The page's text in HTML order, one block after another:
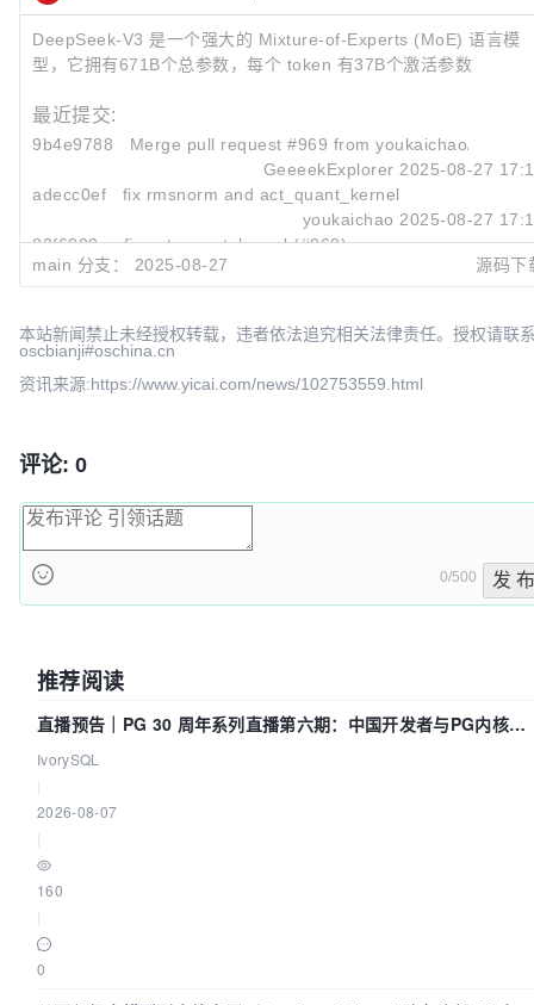
DeepSeek-V3 是一个强大的 Mixture-of-Experts (MoE) 语言模
型，它拥有671B个总参数，每个 token 有37B个激活参数
最近提交:
9b4e9788
Merge pull request #969 from youkaichao/
GeeeekExplorer 2025-08-27
adecc0ef
fix rmsnorm and act_quant_kernel
youkaichao 2025-08-27
82f6008c
fix act_quant_kernel (#968)
2025-08-27
main 分支： 2025-08-27 源码下
本站新闻禁止未经授权转载，违者依法追究相关法律责任。授权请联
oscbianji#oschina.cn
资讯来源:https://www.yicai.com/news/102753559.html
评论: 0
0/500 发 布
推荐阅读
直播预告｜PG 30 周年系列直播第六期：中国开发者与PG内核
——我们改得动吗？我们贡献了什么？
IvorySQL
2026-08-07
160
0